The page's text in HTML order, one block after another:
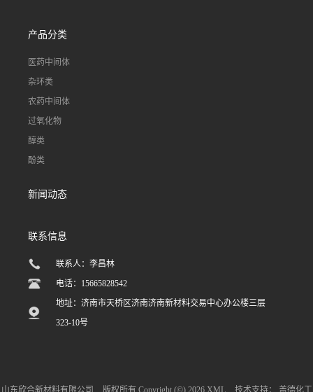
产品分类
医药中间体
杂环类
农药中间体
过氧化物
醇类
酚类
新闻动态
联系信息
联系人：李昌林
电话：15665828542
地址：济南市天桥区济南济南新材料交易中心办公楼三层
323-10号